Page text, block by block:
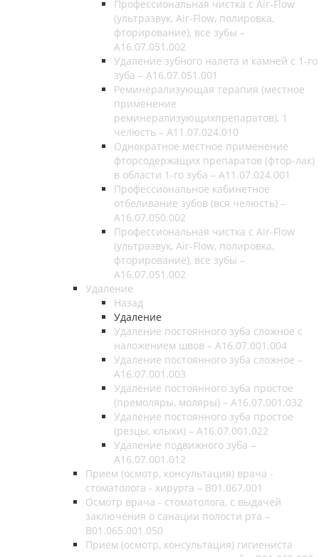
Профессиональная чистка с Air-Flow
(ультразвук, Air-Flow, полировка,
фторирование), все зубы –
A16.07.051.002
Удаление зубного налета и камней с 1-го
зуба – А16.07.051.001
Реминерализующая терапия (местное
применение
реминерализующихпрепаратов), 1
челюсть – А11.07.024.010
Однократное местное применение
фторсодержащих препаратов (фтор-лак)
в области 1-го зуба – А11.07.024.001
Профессиональное кабинетное
отбеливание зубов (вся челюсть) –
А16.07.050.002
Профессиональная чистка с Air-Flow
(ультразвук, Air-Flow, полировка,
фторирование), все зубы –
A16.07.051.002
Удаление
Назад
Удаление
Удаление постоянного зуба сложное с
наложением швов – A16.07.001.004
Удаление постоянного зуба сложное –
A16.07.001.003
Удаление постоянного зуба простое
(премоляры, моляры) – A16.07.001.032
Удаление постоянного зуба простое
(резцы, клыки) – A16.07.001.022
Удаление подвижного зуба –
A16.07.001.012
Прием (осмотр, консультация) врача -
стоматолога - хирурга – B01.067.001
Осмотр врача - стоматолога, с выдачей
заключения о санации полости рта –
B01.065.001.050
Прием (осмотр, консультация) гигиениста